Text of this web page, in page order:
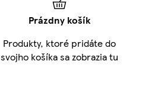
Prázdny košík
Produkty, ktoré pridáte do
svojho košíka sa zobrazia tu